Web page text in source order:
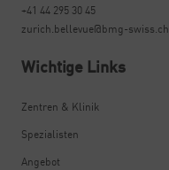
+41 44 295 30 45
zurich.bellevue@bmg-swiss.ch
Wichtige Links
Zentren & Klinik
Spezialisten
Angebot